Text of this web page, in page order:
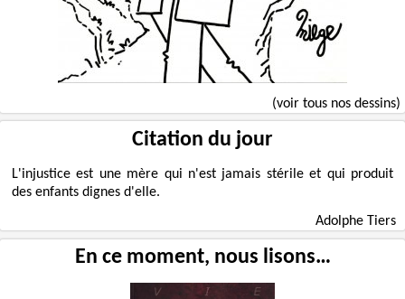
(voir tous nos dessins)
Citation du jour
L'injustice est une mère qui n'est jamais stérile et qui produit
des enfants dignes d'elle.
Adolphe Tiers
En ce moment, nous lisons…